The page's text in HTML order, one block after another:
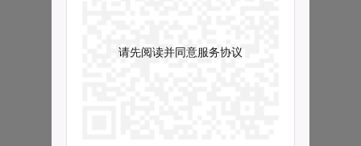
请先阅读并同意服务协议